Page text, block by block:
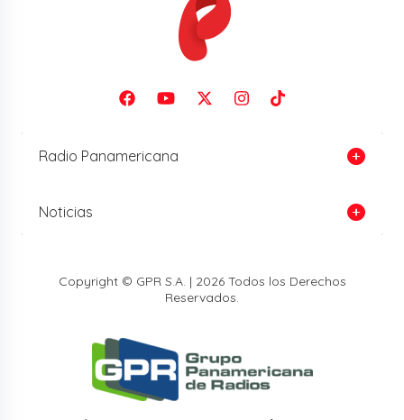
Radio Panamericana
Noticias
Copyright © GPR S.A. | 2026 Todos los Derechos
Reservados.